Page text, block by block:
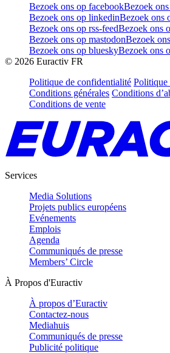
Bezoek ons op facebookBezoek
Bezoek ons op linkedinBezoek ons
Bezoek ons op rss-feedBezoek ons
Bezoek ons op mastodonBezoek
Bezoek ons op blueskyBezoek ons
© 2026 Euractiv FR
Politique de confidentialité Politique
Conditions générales Conditions
Conditions de vente
Services
Media Solutions
Projets publics européens
Evénements
Emplois
Agenda
Communiqués de presse
Members’ Circle
À Propos d'Euractiv
À propos d’Euractiv
Contactez-nous
Mediahuis
Communiqués de presse
Publicité politique